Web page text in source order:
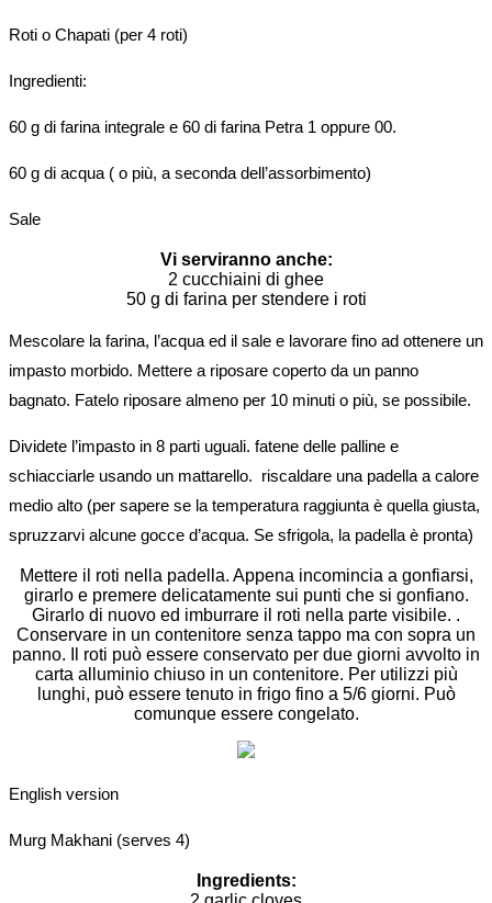
Roti o Chapati (per 4 roti)
Ingredienti:
60 g di farina integrale e 60 di farina Petra 1 oppure 00.
60 g di acqua ( o più, a seconda dell’assorbimento)
Sale
Vi serviranno anche:
2 cucchiaini di ghee
50 g di farina per stendere i roti
Mescolare la farina, l’acqua ed il sale e lavorare fino ad ottenere un
impasto morbido. Mettere a riposare coperto da un panno
bagnato. Fatelo riposare almeno per 10 minuti o più, se possibile.
Dividete l’impasto in 8 parti uguali. fatene delle palline e
schiacciarle usando un mattarello. riscaldare una padella a calore
medio alto (per sapere se la temperatura raggiunta è quella giusta,
spruzzarvi alcune gocce d’acqua. Se sfrigola, la padella è pronta)
Mettere il roti nella padella. Appena incomincia a gonfiarsi,
girarlo e premere delicatamente sui punti che si gonfiano.
Girarlo di nuovo ed imburrare il roti nella parte visibile. .
Conservare in un contenitore senza tappo ma con sopra un
panno. Il roti può essere conservato per due giorni avvolto in
carta alluminio chiuso in un contenitore. Per utilizzi più
lunghi, può essere tenuto in frigo fino a 5/6 giorni. Può
comunque essere congelato.
English version
Murg Makhani (serves 4)
Ingredients: